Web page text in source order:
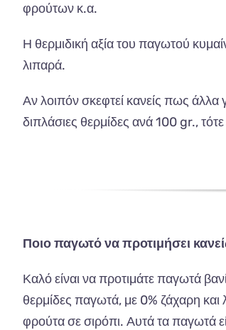
φρούτων κ.α.
Η θερμιδική αξία του παγωτού
λιπαρά.
Αν λοιπόν σκεφτεί κανείς πως
διπλάσιες θερμίδες ανά 100 gr.,
Ποιο παγωτό να προτιμήσει
Καλό είναι να προτιμάτε παγωτά
θερμίδες παγωτά, με 0% ζάχαρη
φρούτα σε σιρόπι. Αυτά τα παγωτά